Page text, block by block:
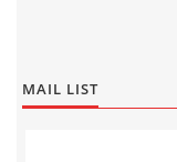
MAIL LIST